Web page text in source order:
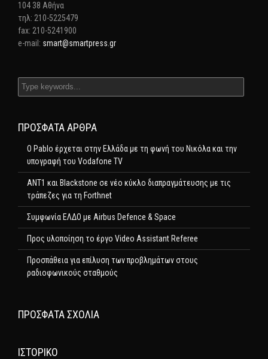
104 38 Αθήνα
τηλ: 210-5225479
fax: 210-5241900
e-mail: smart@smartpress.gr
ΠΡΌΣΦΑΤΑ ΆΡΘΡΑ
Ο Pablo έρχεται στην Ελλάδα με τη φωνή του Νικόλα και την
υπογραφή του Vodafone TV
ΑΝΤ1 και Blackstone σε νέο κύκλο διαπραγμάτευσης με τις
τράπεζες για τη Forthnet
Συμφωνία ΕΛΔΟ με Airbus Defence & Space
Προς υλοποίηση το έργο Video Assistant Referee
Προσπάθεια για επίλυση των προβλημάτων στους
ραδιοφωνικούς σταθμούς
ΠΡΌΣΦΑΤΑ ΣΧΌΛΙΑ
ΙΣΤΟΡΙΚΌ